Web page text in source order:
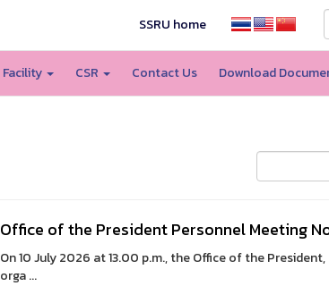
SSRU home
Facility CSR Contact Us Download
Office of the President Personnel Meeting
On 10 July 2026 at 13.00 p.m., the Office of the
orga ...